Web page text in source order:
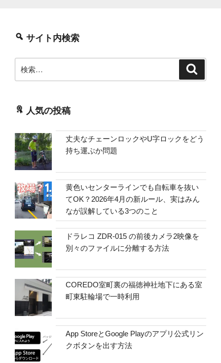
サイト内検索
索:
人気の投稿
丈夫なチェーンロックやU字ロックをどう
持ち運ぶか問題
黄色いセンターラインでも自転車を抜い
てOK？2026年4月の新ルール、実はみん
なが誤解している3つのこと
ドラレコ ZDR-015 の前後カメラ2映像を
別々のファイルに分離する方法
COREDO室町裏の福徳神社地下にある室
町東駐輪場で一時利用
App StoreとGoogle Playのアプリ公式リン
クボタンを出す方法